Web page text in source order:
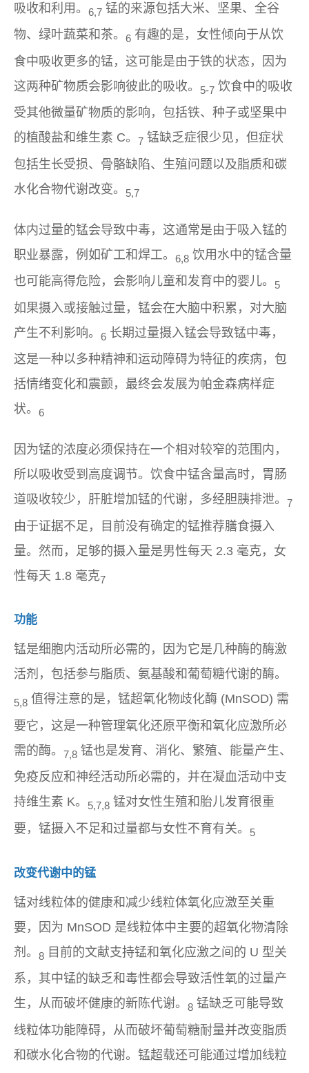
吸收和利用。 6,7 锰的来源包括大米、坚果、全谷
物、绿叶蔬菜和茶。 6 有趣的是，女性倾向于从饮
食中吸收更多的锰，这可能是由于铁的状态，因为
这两种矿物质会影响彼此的吸收。
5-7 饮食中的吸收
受其他微量矿物质的影响，包括铁、种子或坚果中
的植酸盐和维生素 C。 7 锰缺乏症很少见，但症状
包括生长受损、骨骼缺陷、生殖问题以及脂质和碳
水化合物代谢改变。
5,7
体内过量的锰会导致中毒，这通常是由于吸入锰的
职业暴露，例如矿工和焊工。 6,8 饮用水中的锰含量
也可能高得危险，会影响儿童和发育中的婴儿。
5
如果摄入或接触过量，锰会在大脑中积累，对大脑
产生不利影响。 6 长期过量摄入锰会导致锰中毒，
这是一种以多种精神和运动障碍为特征的疾病，包
括情绪变化和震颤，最终会发展为帕金森病样症
状。 6
因为锰的浓度必须保持在一个相对较窄的范围内，
所以吸收受到高度调节。饮食中锰含量高时，胃肠
道吸收较少，肝脏增加锰的代谢，多经胆胰排泄。 7
由于证据不足，目前没有确定的锰推荐膳食摄入
量。然而，足够的摄入量是男性每天 2.3 毫克，女
性每天 1.8 毫克7
功能
锰是细胞内活动所必需的，因为它是几种酶的酶激
活剂，包括参与脂质、氨基酸和葡萄糖代谢的酶。
5,8 值得注意的是，锰超氧化物歧化酶 (MnSOD) 需
要它，这是一种管理氧化还原平衡和氧化应激所必
需的酶。 7,8 锰也是发育、消化、繁殖、能量产生、
免疫反应和神经活动所必需的，并在凝血活动中支
持维生素 K。
5,7,8 锰对女性生殖和胎儿发育很重
要，锰摄入不足和过量都与女性不育有关。
5
改变代谢中的锰
锰对线粒体的健康和减少线粒体氧化应激至关重
要，因为 MnSOD 是线粒体中主要的超氧化物清除
剂。 8 目前的文献支持锰和氧化应激之间的 U 型关
系，其中锰的缺乏和毒性都会导致活性氧的过量产
生，从而破坏健康的新陈代谢。 8 锰缺乏可能导致
线粒体功能障碍，从而破坏葡萄糖耐量并改变脂质
和碳水化合物的代谢。锰超载还可能通过增加线粒